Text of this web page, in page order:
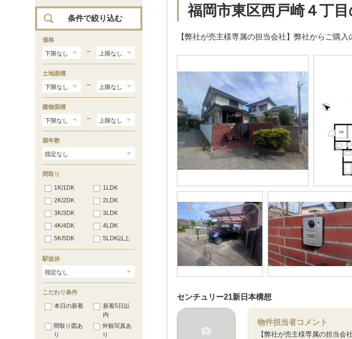
福岡市東区西戸崎４丁
【弊社が売主様専属の担当会社】弊社からご購入
センチュリー21新日本構想
物件担当者コメント
【弊社が売主様専属の担当会
（3）
香椎照葉 （1）
条件で絞り込む
価格
～
土地面積
～
建物面積
～
築年数
間取り
1K/1DK
1LDK
2K/2DK
2LDK
3K/3DK
3LDK
4K/4DK
4LDK
5K/5DK
5LDK以上
駅徒歩
こだわり条件
本日の新着
新着5日以
内
間取り図あ
り
外観写真あ
り